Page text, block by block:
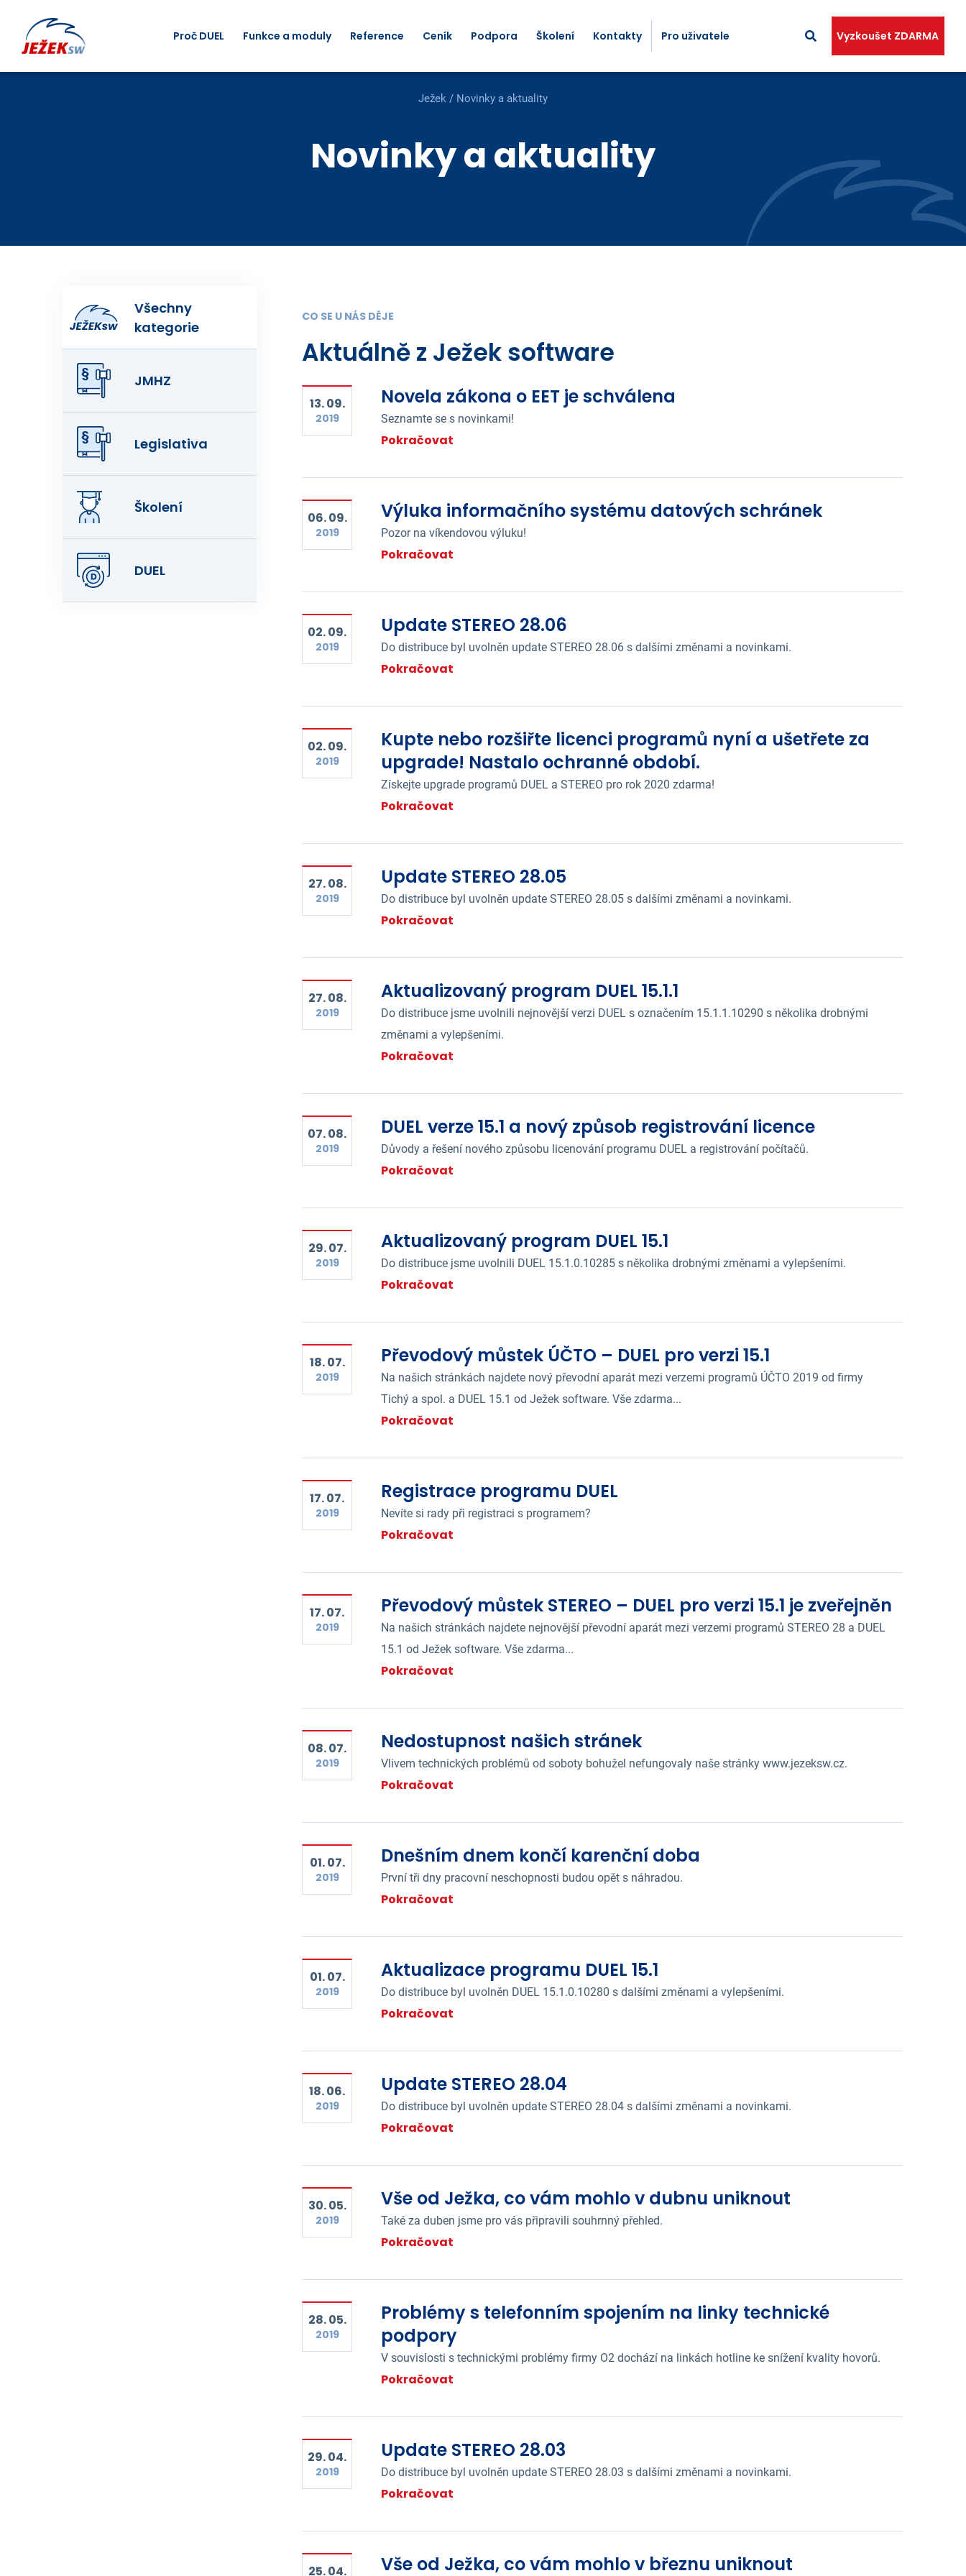
Proč DUEL Funkce a moduly Reference Ceník Podpora Školení Kontakty Pro uživatele Vyzkoušet ZDARMA
Ježek / Novinky a aktuality
Novinky a aktuality
Všechny
kategorie
JMHZ
Legislativa
Školení
DUEL
CO SE U NÁS DĚJE
Aktuálně z Ježek software
13. 09.
2019
Novela zákona o EET je schválena
Seznamte se s novinkami!
Pokračovat
06. 09.
2019
Výluka informačního systému datových schránek
Pozor na víkendovou výluku!
Pokračovat
02. 09.
2019
Update STEREO 28.06
Do distribuce byl uvolněn update STEREO 28.06 s dalšími změnami a novinkami.
Pokračovat
02. 09.
2019
Kupte nebo rozšiřte licenci programů nyní a ušetřete za
upgrade! Nastalo ochranné období.
Získejte upgrade programů DUEL a STEREO pro rok 2020 zdarma!
Pokračovat
27. 08.
2019
Update STEREO 28.05
Do distribuce byl uvolněn update STEREO 28.05 s dalšími změnami a novinkami.
Pokračovat
27. 08.
2019
Aktualizovaný program DUEL 15.1.1
Do distribuce jsme uvolnili nejnovější verzi DUEL s označením 15.1.1.10290 s několika drobnými
změnami a vylepšeními.
Pokračovat
07. 08.
2019
DUEL verze 15.1 a nový způsob registrování licence
Důvody a řešení nového způsobu licenování programu DUEL a registrování počítačů.
Pokračovat
29. 07.
2019
Aktualizovaný program DUEL 15.1
Do distribuce jsme uvolnili DUEL 15.1.0.10285 s několika drobnými změnami a vylepšeními.
Pokračovat
18. 07.
2019
Převodový můstek ÚČTO – DUEL pro verzi 15.1
Na našich stránkách najdete nový převodní aparát mezi verzemi programů ÚČTO 2019 od firmy
Tichý a spol. a DUEL 15.1 od Ježek software. Vše zdarma...
Pokračovat
17. 07.
2019
Registrace programu DUEL
Nevíte si rady při registraci s programem?
Pokračovat
17. 07.
2019
Převodový můstek STEREO – DUEL pro verzi 15.1 je zveřejněn
Na našich stránkách najdete nejnovější převodní aparát mezi verzemi programů STEREO 28 a DUEL
15.1 od Ježek software. Vše zdarma...
Pokračovat
08. 07.
2019
Nedostupnost našich stránek
Vlivem technických problémů od soboty bohužel nefungovaly naše stránky www.jezeksw.cz.
Pokračovat
01. 07.
2019
Dnešním dnem končí karenční doba
První tři dny pracovní neschopnosti budou opět s náhradou.
Pokračovat
01. 07.
2019
Aktualizace programu DUEL 15.1
Do distribuce byl uvolněn DUEL 15.1.0.10280 s dalšími změnami a vylepšeními.
Pokračovat
18. 06.
2019
Update STEREO 28.04
Do distribuce byl uvolněn update STEREO 28.04 s dalšími změnami a novinkami.
Pokračovat
30. 05.
2019
Vše od Ježka, co vám mohlo v dubnu uniknout
Také za duben jsme pro vás připravili souhrnný přehled.
Pokračovat
28. 05.
2019
Problémy s telefonním spojením na linky technické
podpory
V souvislosti s technickými problémy firmy O2 dochází na linkách hotline ke snížení kvality hovorů.
Pokračovat
29. 04.
2019
Update STEREO 28.03
Do distribuce byl uvolněn update STEREO 28.03 s dalšími změnami a novinkami.
Pokračovat
25. 04. Vše od Ježka, co vám mohlo v březnu uniknout